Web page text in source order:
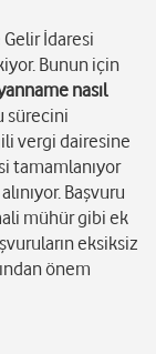
İdaresi
Bunun için
nasıl
sürecini
vergi dairesine
tamamlanıyor
Başvuru
mühür gibi ek
eksiksiz
önem